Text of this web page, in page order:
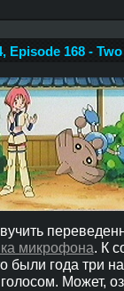
Episode 168 -
микрофона. К
были года три
Может,